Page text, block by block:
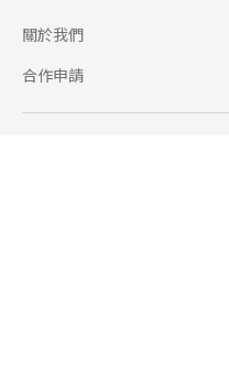
關於我們
合作申請